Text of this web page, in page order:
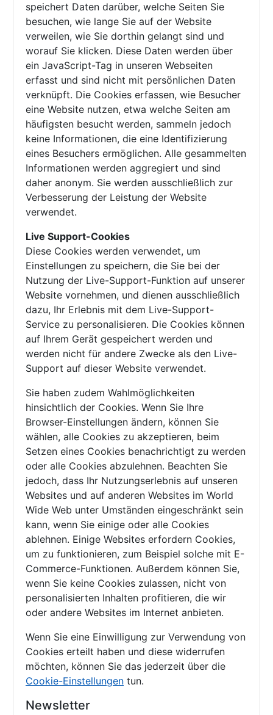
speichert Daten darüber, welche Seiten Sie
besuchen, wie lange Sie auf der Website
verweilen, wie Sie dorthin gelangt sind und
worauf Sie klicken. Diese Daten werden über
ein JavaScript-Tag in unseren Webseiten
erfasst und sind nicht mit persönlichen Daten
verknüpft. Die Cookies erfassen, wie Besucher
eine Website nutzen, etwa welche Seiten am
häufigsten besucht werden, sammeln jedoch
keine Informationen, die eine Identifizierung
eines Besuchers ermöglichen. Alle gesammelten
Informationen werden aggregiert und sind
daher anonym. Sie werden ausschließlich zur
Verbesserung der Leistung der Website
verwendet.
Live Support-Cookies
Diese Cookies werden verwendet, um
Einstellungen zu speichern, die Sie bei der
Nutzung der Live-Support-Funktion auf unserer
Website vornehmen, und dienen ausschließlich
dazu, Ihr Erlebnis mit dem Live-Support-
Service zu personalisieren. Die Cookies können
auf Ihrem Gerät gespeichert werden und
werden nicht für andere Zwecke als den Live-
Support auf dieser Website verwendet.
Sie haben zudem Wahlmöglichkeiten
hinsichtlich der Cookies. Wenn Sie Ihre
Browser-Einstellungen ändern, können Sie
wählen, alle Cookies zu akzeptieren, beim
Setzen eines Cookies benachrichtigt zu werden
oder alle Cookies abzulehnen. Beachten Sie
jedoch, dass Ihr Nutzungserlebnis auf unseren
Websites und auf anderen Websites im World
Wide Web unter Umständen eingeschränkt sein
kann, wenn Sie einige oder alle Cookies
ablehnen. Einige Websites erfordern Cookies,
um zu funktionieren, zum Beispiel solche mit E-
Commerce-Funktionen. Außerdem können Sie,
wenn Sie keine Cookies zulassen, nicht von
personalisierten Inhalten profitieren, die wir
oder andere Websites im Internet anbieten.
Wenn Sie eine Einwilligung zur Verwendung von
Cookies erteilt haben und diese widerrufen
möchten, können Sie das jederzeit über die
Cookie-Einstellungen tun.
Newsletter